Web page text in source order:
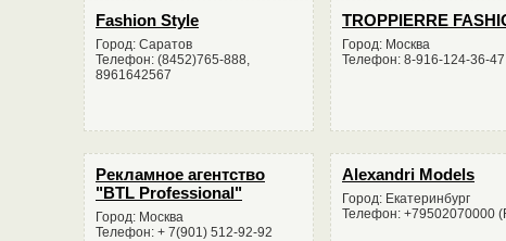
Fashion Style
Город: Саратов
Телефон: (8452)765-888,
8961642567
TROPPIERRE
Город: Москва
Телефон: 8-916-124-36-47
Рекламное агентство
"BTL Professional"
Город: Москва
Телефон: + 7(901) 512-92-92
Alexandri Models
Город: Екатеринбург
Телефон: +79502070000